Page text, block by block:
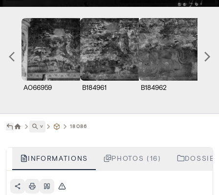
A066959 B184961 B184962
˅ 18086
INFORMATIONS PHOTOS (16)